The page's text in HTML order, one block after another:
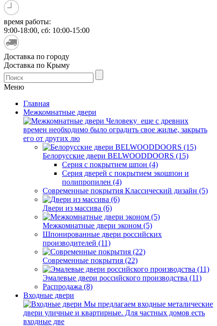
время работы:
9:00-18:00, сб: 10:00-15:00
Доставка по городу
Доставка по Крыму
Меню
Главная
Межкомнатные двери
Человеку еще с древних
времен необходимо было оградить свое жилье, закрыть
его от других лю
Белорусские двери BELWOODDOORS (15)
Серия с покрытием шпон (4)
Серия дверей с покрытием экошпон и
полипропилен (4)
Современные покрытия Классический дизайн (5)
Двери из массива (6)
Межкомнатные двери эконом (5)
Шпонированные двери российских
производителей (11)
Современные покрытия (22)
Эмалевые двери российского производства (11)
Распродажа (8)
Входные двери
Мы предлагаем входные металические
двери уличные и квартирные. Для частных домов есть
входные две